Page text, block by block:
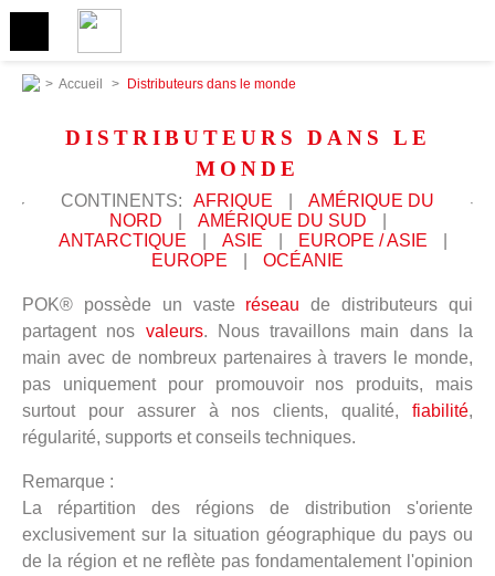
> Accueil > Distributeurs dans le monde
DISTRIBUTEURS DANS LE
MONDE
CONTINENTS: AFRIQUE
AMÉRIQUE DU
NORD
AMÉRIQUE DU SUD
ANTARCTIQUE
ASIE EUROPE / ASIE
EUROPE
OCÉANIE
POK® possède un vaste réseau de distributeurs qui
partagent nos valeurs. Nous travaillons main dans la
main avec de nombreux partenaires à travers le monde,
pas uniquement pour promouvoir nos produits, mais
surtout pour assurer à nos clients, qualité, fiabilité,
régularité, supports et conseils techniques.
Remarque :
La répartition des régions de distribution s'oriente
exclusivement sur la situation géographique du pays ou
de la région et ne reflète pas fondamentalement l'opinion